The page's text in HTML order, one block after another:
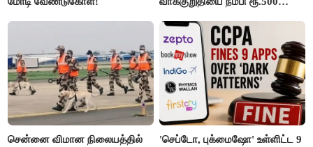
மக்கள்!
சென்னை விமான நிலையத்தில்
'செப்டோ, புக்மைஷோ' உள்ளிட்ட 9